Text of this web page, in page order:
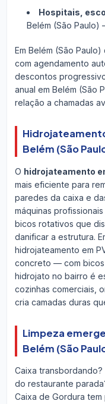
Hospitais,
Belém (São Paulo)
Em Belém (São
com agendamento
descontos
anual em Belém (São
relação a chamadas
Belém (São
O hidrojateamento
mais eficiente para
paredes da caixa e
máquinas
bicos rotativos que
danificar a estrutura.
hidrojateamento em
concreto — com bicos
hidrojato no bairro é
cozinhas comerciais,
cria camadas duras
Limpeza
Belém (São
Caixa
do restaurante
Caixa de Gordura